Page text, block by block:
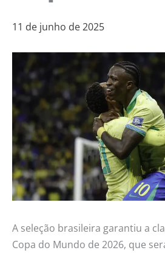
11 de junho de 2025
A seleção brasileira garantiu a
Copa do Mundo de 2026, que